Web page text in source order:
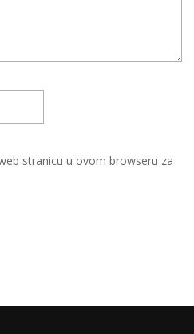
stranicu u ovom browseru za